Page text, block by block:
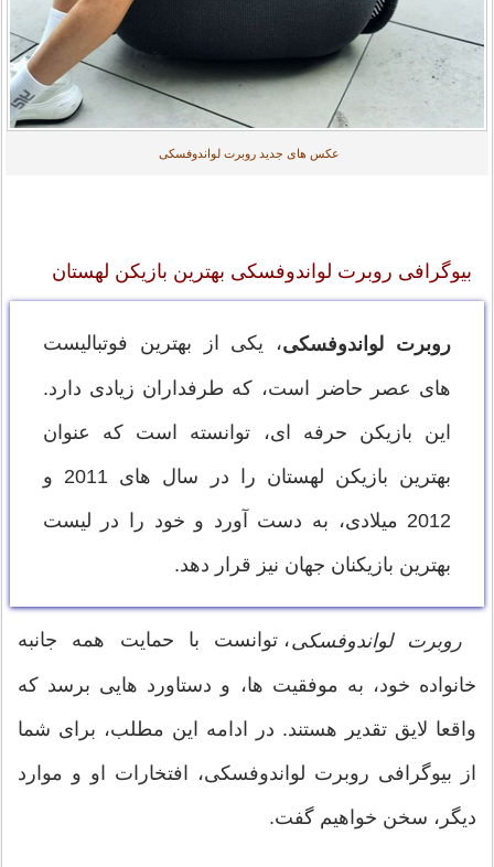
عکس های جدید روبرت لواندوفسکی
بیوگرافی روبرت لواندوفسکی بهترین بازیکن لهستان
روبرت لواندوفسکی، یکی از بهترین فوتبالیست
های عصر حاضر است، که طرفداران زیادی دارد.
این بازیکن حرفه ای، توانسته است که عنوان
بهترین بازیکن لهستان را در سال های 2011 و
2012 میلادی، به دست آورد و خود را در لیست
بهترین بازیکنان جهان نیز قرار دهد.
روبرت لواندوفسکی، توانست با حمایت همه جانبه
خانواده خود، به موفقیت ها، و دستاورد هایی برسد که
واقعا لایق تقدیر هستند. در ادامه این مطلب، برای شما
از بیوگرافی روبرت لواندوفسکی، افتخارات او و موارد
دیگر، سخن خواهیم گفت.